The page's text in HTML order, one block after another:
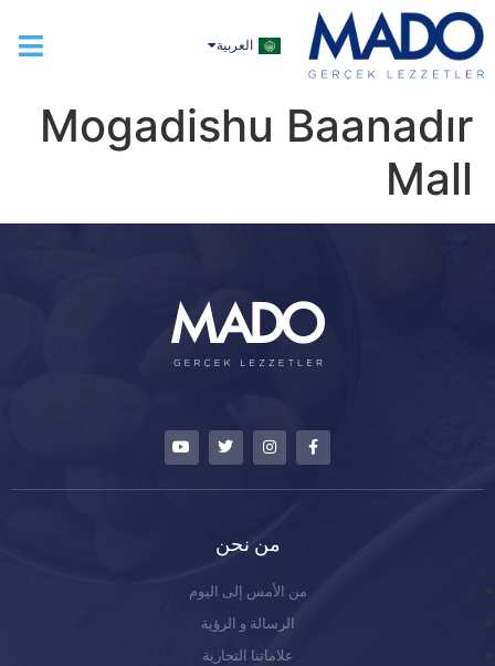
العربية
ENGLISH
Mogadishu Baanadır
Mall
من نحن
من الأمس إلى اليوم
الرسالة و الرؤية
علاماتنا التجارية